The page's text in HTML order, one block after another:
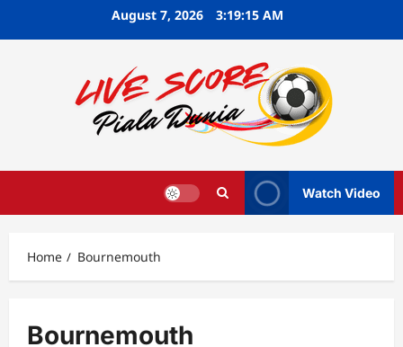
August 7, 2026 3:19:16 AM
Watch Video
Home Bournemouth
Bournemouth